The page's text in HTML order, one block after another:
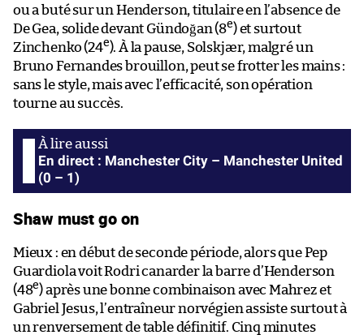
ou a buté sur un Henderson, titulaire en l’absence de
De Gea, solide devant Gündoğan (8e) et surtout
Zinchenko (24e). À la pause, Solskjær, malgré un
Bruno Fernandes brouillon, peut se frotter les mains :
sans le style, mais avec l’efficacité, son opération
tourne au succès.
En direct : Manchester City – Manchester United
(0 – 1)
Shaw must go on
Mieux : en début de seconde période, alors que Pep
Guardiola voit Rodri canarder la barre d’Henderson
(48e) après une bonne combinaison avec Mahrez et
Gabriel Jesus, l’entraîneur norvégien assiste surtout à
un renversement de table définitif. Cinq minutes